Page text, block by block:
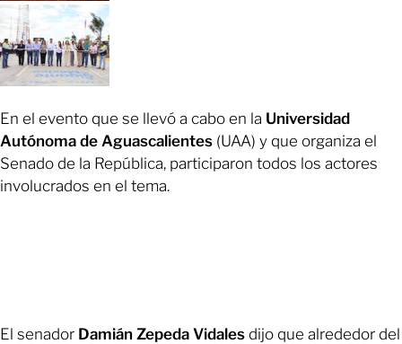
En el evento que se llevó a cabo en la Universidad
Autónoma de Aguascalientes (UAA) y que organiza el
Senado de la República, participaron todos los actores
involucrados en el tema.
El senador Damián Zepeda Vidales dijo que alrededor del